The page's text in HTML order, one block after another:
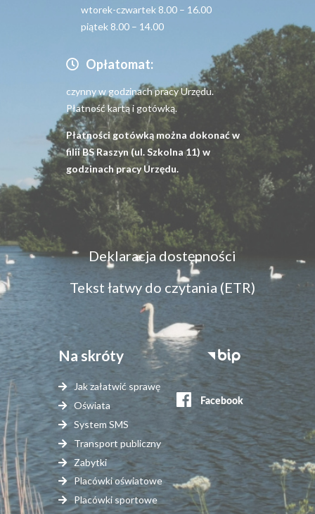
wtorek-czwartek 8.00 – 16.00
piątek 8.00 – 14.00
Opłatomat:
czynny w godzinach pracy Urzędu.
Płatność kartą i gotówką.
Płatności gotówką można dokonać w
filii BS Raszyn (ul. Szkolna 11) w
godzinach pracy Urzędu.
Menu
dostępność
Deklaracja dostępności
Tekst łatwy do czytania (ETR)
Na skróty
Jak załatwić sprawę
Oświata
System SMS
Transport publiczny
Zabytki
Placówki oświatowe
Placówki sportowe
Stopka
serwisy
zewnętrzne